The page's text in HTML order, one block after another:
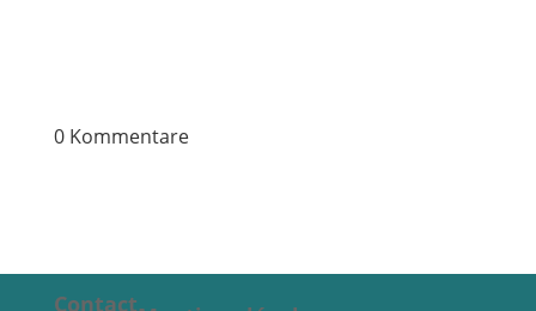
0 Kommentare
Contact